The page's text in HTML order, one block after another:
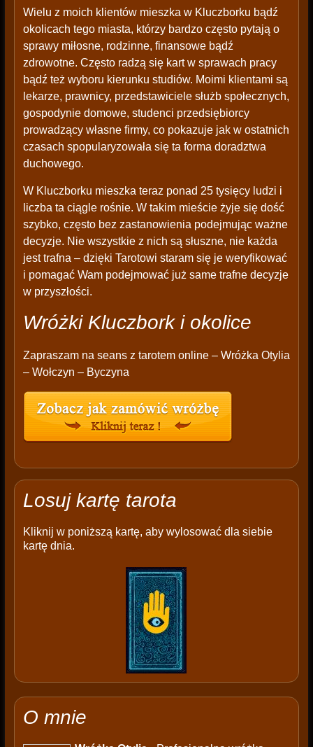
Wielu z moich klientów mieszka w Kluczborku bądź
okolicach tego miasta, którzy bardzo często pytają o
sprawy miłosne, rodzinne, finansowe bądź
zdrowotne. Często radzą się kart w sprawach pracy
bądź też wyboru kierunku studiów. Moimi klientami są
lekarze, prawnicy, przedstawiciele służb społecznych,
gospodynie domowe, studenci przedsiębiorcy
prowadzący własne firmy, co pokazuje jak w ostatnich
czasach spopularyzowała się ta forma doradztwa
duchowego.
W Kluczborku mieszka teraz ponad 25 tysięcy ludzi i
liczba ta ciągle rośnie. W takim mieście żyje się dość
szybko, często bez zastanowienia podejmując ważne
decyzje. Nie wszystkie z nich są słuszne, nie każda
jest trafna – dzięki Tarotowi staram się je weryfikować
i pomagać Wam podejmować już same trafne decyzje
w przyszłości.
Wróżki Kluczbork i okolice
Zapraszam na seans z tarotem online – Wróżka Otylia
– Wołczyn – Byczyna
Losuj kartę tarota
Kliknij w poniższą kartę, aby wylosować dla siebie
kartę dnia.
O mnie